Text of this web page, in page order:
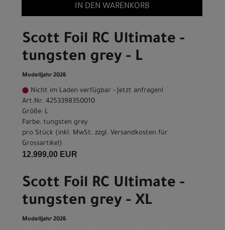
IN DEN WARENKORB
Scott Foil RC Ultimate -
tungsten grey - L
Modelljahr 2026
Nicht im Laden verfügbar - Jetzt anfragen!
Art.Nr. 4253398350010
Größe: L
Farbe: tungsten grey
pro Stück (inkl. MwSt. zzgl. Versandkosten für
Grossartikel)
12.999,00 EUR
Scott Foil RC Ultimate -
tungsten grey - XL
Modelljahr 2026